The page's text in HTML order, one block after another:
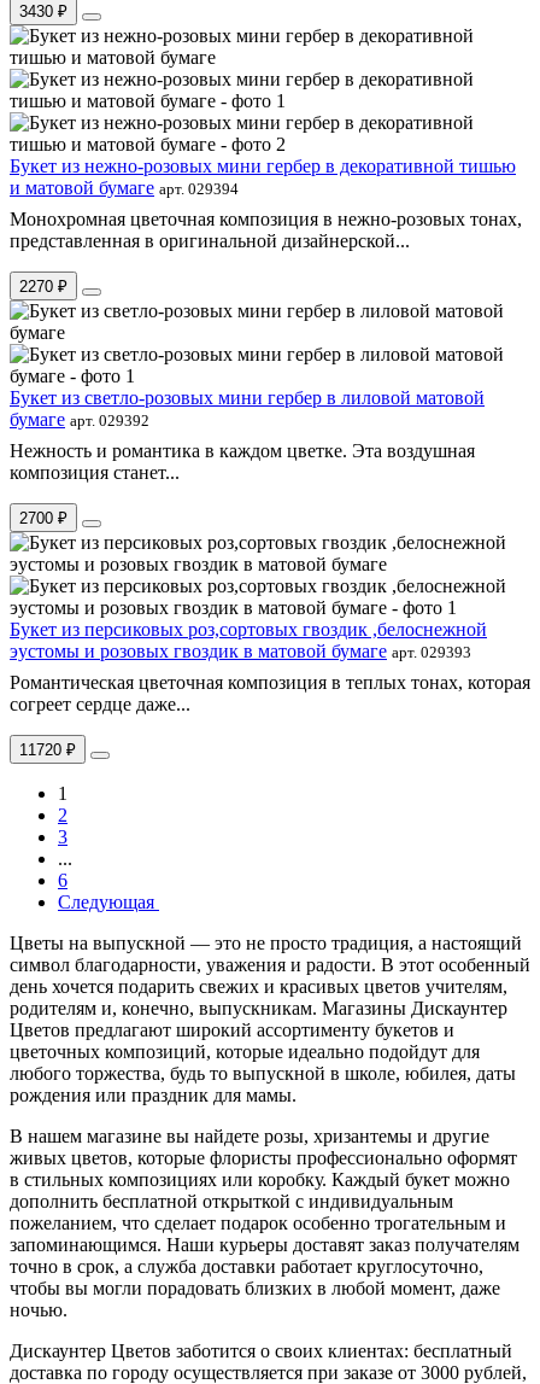
3430 ₽
Букет из нежно-розовых мини гербер в декоративной тишью
и матовой бумаге арт. 029394
Монохромная цветочная композиция в нежно-розовых тонах,
представленная в оригинальной дизайнерской...
2270 ₽
Букет из светло-розовых мини гербер в лиловой матовой
бумаге арт. 029392
Нежность и романтика в каждом цветке. Эта воздушная
композиция станет...
2700 ₽
Букет из персиковых роз,сортовых гвоздик ,белоснежной
эустомы и розовых гвоздик в матовой бумаге арт. 029393
Романтическая цветочная композиция в теплых тонах, которая
согреет сердце даже...
11720 ₽
1
2
3
...
6
Следующая
Цветы на выпускной — это не просто традиция, а настоящий
символ благодарности, уважения и радости. В этот особенный
день хочется подарить свежих и красивых цветов учителям,
родителям и, конечно, выпускникам. Магазины Дискаунтер
Цветов предлагают широкий ассортименту букетов и
цветочных композиций, которые идеально подойдут для
любого торжества, будь то выпускной в школе, юбилея, даты
рождения или праздник для мамы.
В нашем магазине вы найдете розы, хризантемы и другие
живых цветов, которые флористы профессионально оформят
в стильных композициях или коробку. Каждый букет можно
дополнить бесплатной открыткой с индивидуальным
пожеланием, что сделает подарок особенно трогательным и
запоминающимся. Наши курьеры доставят заказ получателям
точно в срок, а служба доставки работает круглосуточно,
чтобы вы могли порадовать близких в любой момент, даже
ночью.
Дискаунтер Цветов заботится о своих клиентах: бесплатный
доставка по городу осуществляется при заказе от 3000 рублей,